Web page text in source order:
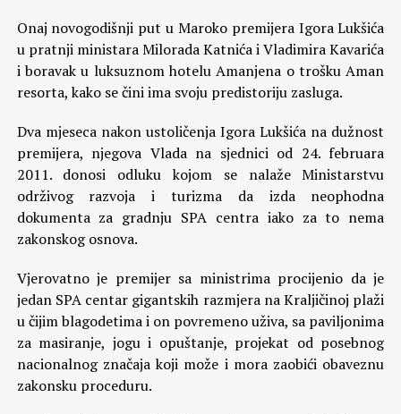
Onaj novogodišnji put u Maroko premijera Igora Lukšića
u pratnji ministara Milorada Katnića i Vladimira Kavarića
i boravak u luksuznom hotelu Amanjena o trošku Aman
resorta, kako se čini ima svoju predistoriju zasluga.
Dva mjeseca nakon ustoličenja Igora Lukšića na dužnost
premijera, njegova Vlada na sjednici od 24. februara
2011. donosi odluku kojom se nalaže Ministarstvu
održivog razvoja i turizma da izda neophodna
dokumenta za gradnju SPA centra iako za to nema
zakonskog osnova.
Vjerovatno je premijer sa ministrima procijenio da je
jedan SPA centar gigantskih razmjera na Kraljičinoj plaži
u čijim blagodetima i on povremeno uživa, sa paviljonima
za masiranje, jogu i opuštanje, projekat od posebnog
nacionalnog značaja koji može i mora zaobići obaveznu
zakonsku proceduru.